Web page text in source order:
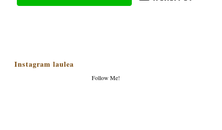
Instagram laulea
Follow Me!